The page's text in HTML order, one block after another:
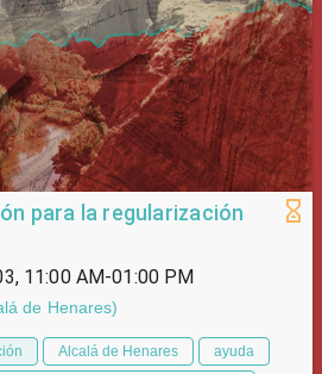
para la regularización
11:00 AM-01:00 PM
de Henares)
Alcalá de Henares
ayuda